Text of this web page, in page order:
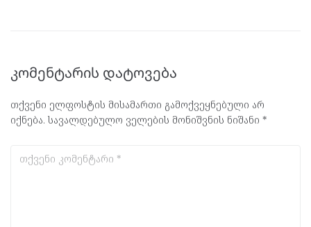
კომენტარის დატოვება
თქვენი ელფოსტის მისამართი გამოქვეყნებული არ
იქნება. სავალდებულო ველების მონიშვნის ნიშანი *